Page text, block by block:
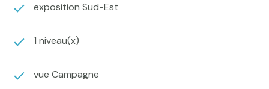
dépendance en pierre y abritera tondeuses et outils
presque intact que vous serez, peut-être, tenté de
regard sera attiré par le puit qui arrosera votre
exposition Sud-Est
1 niveau(x)
vue Campagne